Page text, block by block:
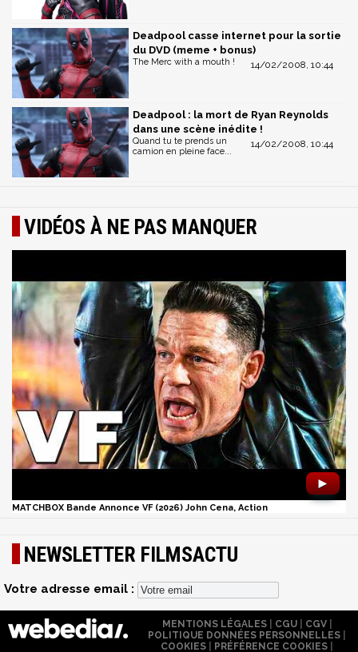
Deadpool casse internet pour la sortie
du DVD (meme + bonus)
14/02/2008, 10:44
The Merc with a mouth !
Deadpool : la mort de Ryan Reynolds
dans une scène inédite !
14/02/2008, 10:44
Quand tu te prends un
camion en pleine face...
VIDÉOS À NE PAS MANQUER
►
MATCHBOX Bande Annonce VF (2026) John Cena, Action
NEWSLETTER FILMSACTU
Votre adresse email :
MENTIONS LÉGALES| CGU| CGV|
POLITIQUE DONNÉES PERSONNELLES
COOKIES
PRÉFÉRENCE COOKIES